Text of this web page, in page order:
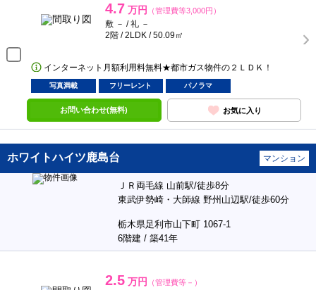
4.7 万円 （管理費等3,000円）
敷 － / 礼 －
2階 / 2LDK / 50.09㎡
インターネット月額利用料無料★都市ガス物件の２ＬＤＫ！
写真満載 フリーレント パノラマ
お問い合わせ(無料) お気に入り
ホワイトハイツ鹿島台 マンション
ＪＲ両毛線 山前駅/徒歩8分
東武伊勢崎・大師線 野州山辺駅/徒歩60分
栃木県足利市山下町 1067-1
6階建 / 築41年
2.5 万円 （管理費等－）